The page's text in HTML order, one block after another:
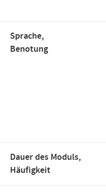
Sprache,
Benotung
Dauer des Moduls,
Häufigkeit